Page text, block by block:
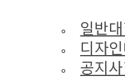
일반
디자
공지